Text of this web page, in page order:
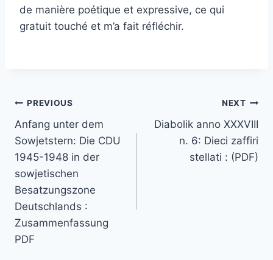
de manière poétique et expressive, ce qui
gratuit touché et m’a fait réfléchir.
PREVIOUS
Anfang unter dem
Sowjetstern: Die CDU
1945-1948 in der
sowjetischen
Besatzungszone
Deutschlands :
Zusammenfassung
PDF
NEXT
Diabolik anno XXXVIII
n. 6: Dieci zaffiri
stellati : (PDF)